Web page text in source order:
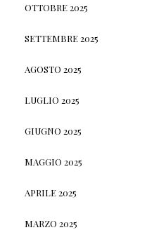
OTTOBRE 2025
SETTEMBRE 2025
AGOSTO 2025
LUGLIO 2025
GIUGNO 2025
MAGGIO 2025
APRILE 2025
MARZO 2025